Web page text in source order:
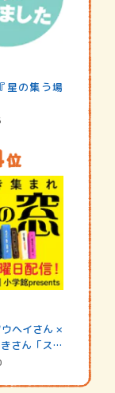
星の集う場
ヘイさん ×
さん「スペ